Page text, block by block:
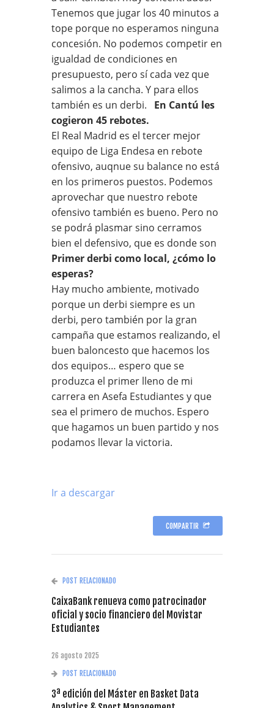
Tenemos que jugar los 40 minutos a
tope porque no esperamos ninguna
concesión. No podemos competir en
igualdad de condiciones en
presupuesto, pero sí cada vez que
salimos a la cancha. Y para ellos
también es un derbi. En Cantú les
cogieron 45 rebotes.
El Real Madrid es el tercer mejor
equipo de Liga Endesa en rebote
ofensivo, auqnue su balance no está
en los primeros puestos. Podemos
aprovechar que nuestro rebote
ofensivo también es bueno. Pero no
se podrá plasmar sino cerramos
bien el defensivo, que es donde son
Primer derbi como local, ¿cómo lo
esperas?
Hay mucho ambiente, motivado
porque un derbi siempre es un
derbi, pero también por la gran
campaña que estamos realizando, el
buen baloncesto que hacemos los
dos equipos… espero que se
produzca el primer lleno de mi
carrera en Asefa Estudiantes y que
sea el primero de muchos. Espero
que hagamos un buen partido y nos
podamos llevar la victoria.
Ir a descargar
COMPARTIR
POST RELACIONADO
CaixaBank renueva como patrocinador
oficial y socio financiero del Movistar
Estudiantes
26 agosto 2025
POST RELACIONADO
3ª edición del Máster en Basket Data